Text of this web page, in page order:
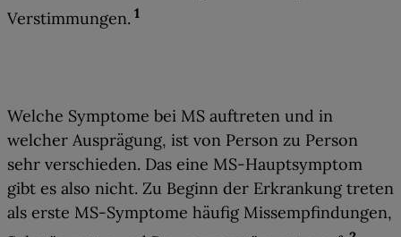
Verstimmungen. 1
Welche Symptome bei MS auftreten und in
welcher Ausprägung, ist von Person zu Person
sehr verschieden. Das eine MS-Hauptsymptom
gibt es also nicht. Zu Beginn der Erkrankung treten
als erste MS-Symptome häufig Missempfindungen,